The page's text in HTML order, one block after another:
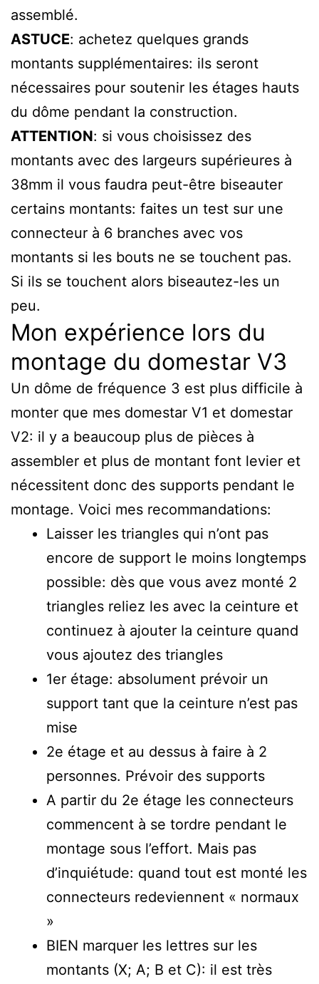
assemblé.
ASTUCE: achetez quelques grands
montants supplémentaires: ils seront
nécessaires pour soutenir les étages hauts
du dôme pendant la construction.
ATTENTION: si vous choisissez des
montants avec des largeurs supérieures à
38mm il vous faudra peut-être biseauter
certains montants: faites un test sur une
connecteur à 6 branches avec vos
montants si les bouts ne se touchent pas.
Si ils se touchent alors biseautez-les un
peu.
Mon expérience lors du
montage du domestar V3
Un dôme de fréquence 3 est plus difficile à
monter que mes domestar V1 et domestar
V2: il y a beaucoup plus de pièces à
assembler et plus de montant font levier et
nécessitent donc des supports pendant le
montage. Voici mes recommandations:
Laisser les triangles qui n’ont pas
encore de support le moins longtemps
possible: dès que vous avez monté 2
triangles reliez les avec la ceinture et
continuez à ajouter la ceinture quand
vous ajoutez des triangles
1er étage: absolument prévoir un
support tant que la ceinture n’est pas
mise
2e étage et au dessus à faire à 2
personnes. Prévoir des supports
A partir du 2e étage les connecteurs
commencent à se tordre pendant le
montage sous l’effort. Mais pas
d’inquiétude: quand tout est monté les
connecteurs redeviennent « normaux
»
BIEN marquer les lettres sur les
montants (X; A; B et C): il est très